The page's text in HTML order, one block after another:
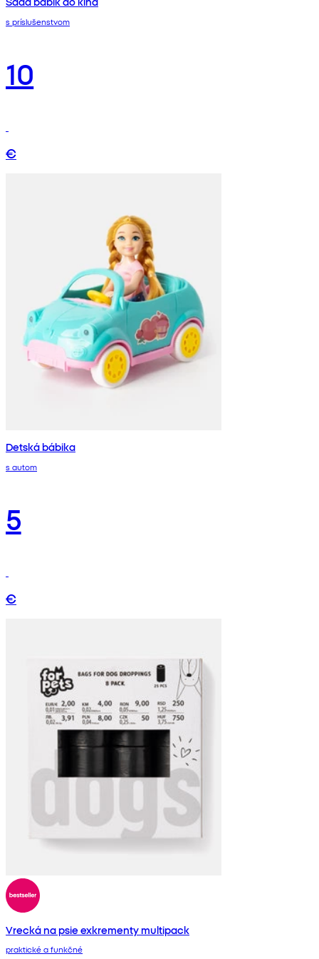
s príslušenstvom
10
€
Detská bábika
s autom
5
€
Vrecká na psie exkrementy multipack
praktické a funkčné